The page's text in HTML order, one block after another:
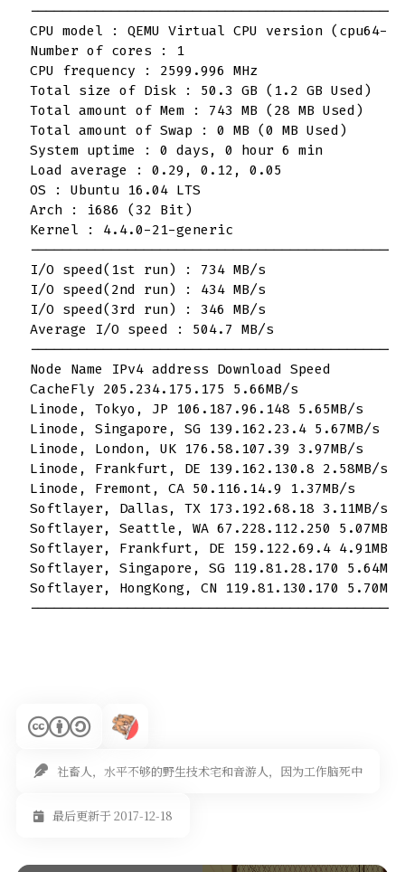
CPU model : QEMU Virtual CPU version (cpu64-
Number of cores : 1
CPU frequency : 2599.996 MHz
Total size of Disk : 50.3 GB (1.2 GB Used)
Total amount of Mem : 743 MB (28 MB Used)
Total amount of Swap : 0 MB (0 MB Used)
System uptime : 0 days, 0 hour 6 min
Load average : 0.29, 0.12, 0.05
OS : Ubuntu 16.04 LTS
Arch : i686 (32 Bit)
Kernel : 4.4.0-21-generic
I/O speed(1st run) : 734 MB/s
I/O speed(2nd run) : 434 MB/s
I/O speed(3rd run) : 346 MB/s
Average I/O speed : 504.7 MB/s
Node Name IPv4 address Download Speed
CacheFly 205.234.175.175 5.66MB/s
Linode, Tokyo, JP 106.187.96.148 5.65MB/s
Linode, Singapore, SG 139.162.23.4 5.67MB/s
Linode, London, UK 176.58.107.39 3.97MB/s
Linode, Frankfurt, DE 139.162.130.8 2.58MB/s
Linode, Fremont, CA 50.116.14.9 1.37MB/s
Softlayer, Dallas, TX 173.192.68.18 3.11MB/s
Softlayer, Seattle, WA 67.228.112.250 5.07MB/s
Softlayer, Frankfurt, DE 159.122.69.4 4.91MB/s
Softlayer, Singapore, SG 119.81.28.170
Softlayer, HongKong, CN 119.81.130.170
社畜人，水平不够的野生技术宅和音游人，因为工作脑死中
最后更新于 2017-12-18